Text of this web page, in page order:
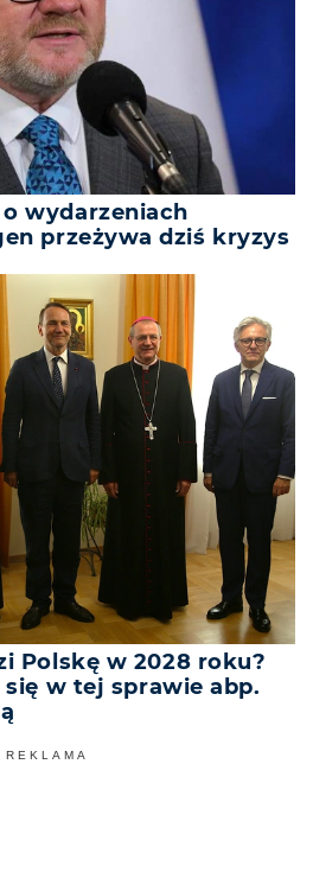
wydarzeniach
przeżywa dziś kryzys
Polskę w 2028 roku?
się w tej sprawie abp.
REKLAMA